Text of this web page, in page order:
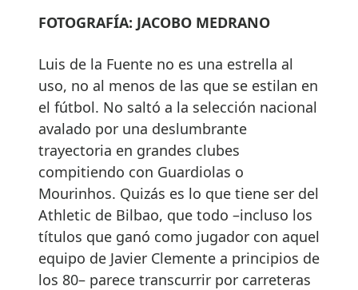
FOTOGRAFÍA: JACOBO MEDRANO
Luis de la Fuente no es una estrella al
uso, no al menos de las que se estilan en
el fútbol. No saltó a la selección nacional
avalado por una deslumbrante
trayectoria en grandes clubes
compitiendo con Guardiolas o
Mourinhos. Quizás es lo que tiene ser del
Athletic de Bilbao, que todo –incluso los
títulos que ganó como jugador con aquel
equipo de Javier Clemente a principios de
los 80– parece transcurrir por carreteras